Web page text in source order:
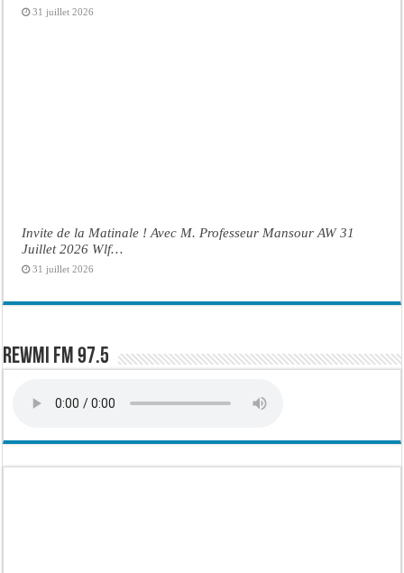
31 juillet 2026
Invite de la Matinale ! Avec M. Professeur Mansour AW 31
Juillet 2026 Wlf…
31 juillet 2026
Rewmi FM 97.5